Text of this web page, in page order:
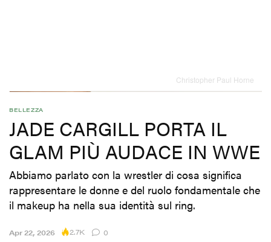
Christopher Paul Horne
BELLEZZA
JADE CARGILL PORTA IL
GLAM PIÙ AUDACE IN WWE
Abbiamo parlato con la wrestler di cosa significa
rappresentare le donne e del ruolo fondamentale che
il makeup ha nella sua identità sul ring.
Apr 22, 2026 2.7K 0